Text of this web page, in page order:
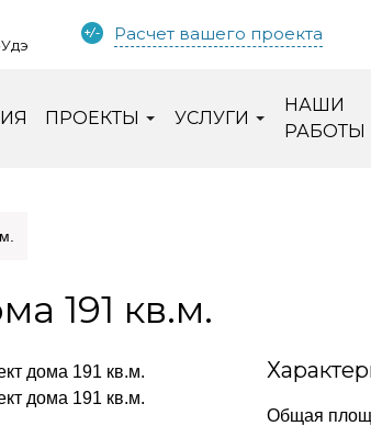
Расчет вашего проекта
ПРОЕКТЫ УСЛУГИ
НАШИ
РАБОТЫ
191 кв.м.
Общая